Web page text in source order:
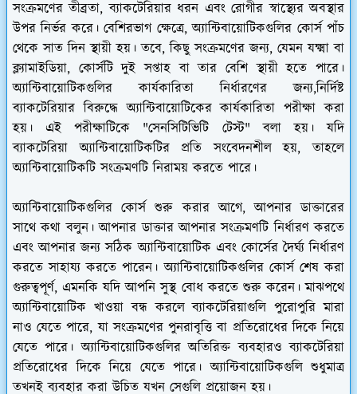
সংক্রমণের তীব্রতা, ব্যাকটেরিয়ার ধরন এবং রোগীর স্বাস্থ্যের অবস্থার
উপর নির্ভর করে। বেশিরভাগ ক্ষেত্রে, অ্যান্টিবায়োটিকগুলির কোর্স পাঁচ
থেকে সাত দিন স্থায়ী হয়। তবে, কিছু সংক্রমণের জন্য, যেমন যক্ষ্মা বা
ক্ল্যামাইডিয়া, কোর্সটি দুই সপ্তাহ বা তার বেশি স্থায়ী হতে পারে।
অ্যান্টিবায়োটিকগুলির কার্যকারিতা নির্ধারণের জন্য,নির্দিষ্ট
ব্যাকটেরিয়ার বিরুদ্ধে অ্যান্টিবায়োটিকের কার্যকারিতা পরীক্ষা করা
হয়। এই পরীক্ষাটিকে "সেনসিটিভিটি টেস্ট" বলা হয়। যদি
ব্যাকটেরিয়া অ্যান্টিবায়োটিকটির প্রতি সংবেদনশীল হয়, তাহলে
অ্যান্টিবায়োটিকটি সংক্রমণটি নিরাময় করতে পারে।
অ্যান্টিবায়োটিকগুলির কোর্স শুরু করার আগে, আপনার ডাক্তারের
সাথে কথা বলুন। আপনার ডাক্তার আপনার সংক্রমণটি নির্ধারণ করতে
এবং আপনার জন্য সঠিক অ্যান্টিবায়োটিক এবং কোর্সের দৈর্ঘ্য নির্ধারণ
করতে সাহায্য করতে পারেন। অ্যান্টিবায়োটিকগুলির কোর্স শেষ করা
গুরুত্বপূর্ণ, এমনকি যদি আপনি সুস্থ বোধ করতে শুরু করেন। মাঝপথে
অ্যান্টিবায়োটিক খাওয়া বন্ধ করলে ব্যাকটেরিয়াগুলি পুরোপুরি মারা
নাও যেতে পারে, যা সংক্রমণের পুনরাবৃত্তি বা প্রতিরোধের দিকে নিয়ে
যেতে পারে। অ্যান্টিবায়োটিকগুলির অতিরিক্ত ব্যবহারও ব্যাকটেরিয়া
প্রতিরোধের দিকে নিয়ে যেতে পারে। অ্যান্টিবায়োটিকগুলি শুধুমাত্র
তখনই ব্যবহার করা উচিত যখন সেগুলি প্রয়োজন হয়।